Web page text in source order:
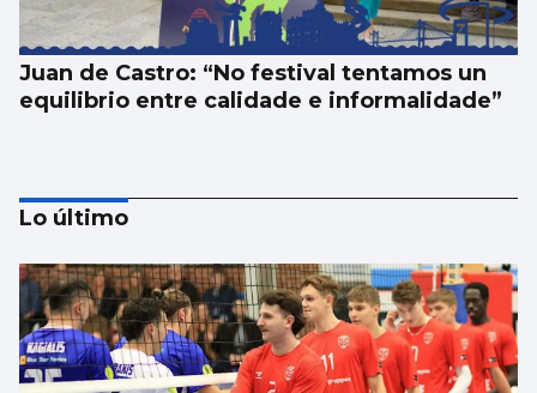
Juan de Castro: “No festival tentamos un
equilibrio entre calidade e informalidade”
Lo último